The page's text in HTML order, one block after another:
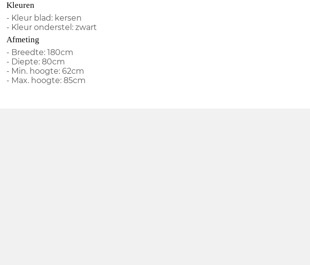
Kleuren
- Kleur blad: kersen
- Kleur onderstel: zwart
Afmeting
- Breedte: 180cm
- Diepte: 80cm
- Min. hoogte: 62cm
- Max. hoogte: 85cm